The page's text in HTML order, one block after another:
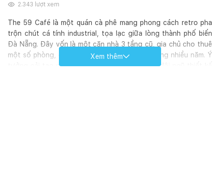
2.343 lượt xem
The 59 Café là một quán cà phê mang phong cách retro pha
trộn chút cá tính industrial, tọa lạc giữa lòng thành phố biến
Đà Nẵng. Đây vốn là một căn nhà 3 tầng cũ, gia chủ cho thuê
một số phòng, còn một số khu vực đã bỏ không nhiều năm. Ý
tưởng cải tạo ngôi nhà này khá độc đáo, khi đội ngũ thiết kế
Xem thêm